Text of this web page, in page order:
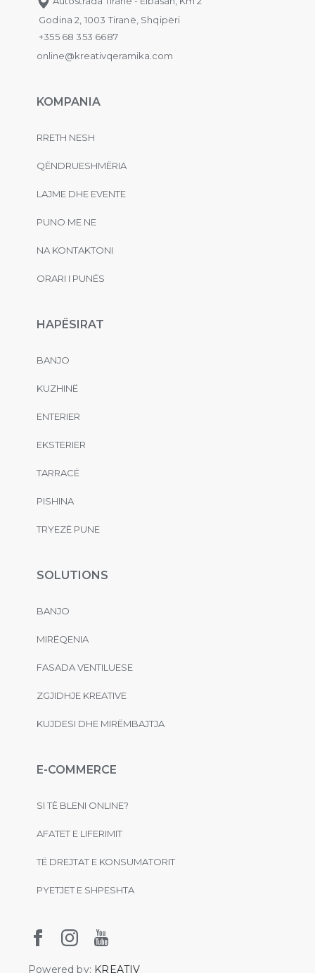
Godina 2, 1003 Tiranë, Shqipëri
+355 68 353 6687
online@kreativqeramika.com
KOMPANIA
RRETH NESH
QËNDRUESHMËRIA
LAJME DHE EVENTE
PUNO ME NE
NA KONTAKTONI
ORARI I PUNËS
HAPËSIRAT
BANJO
KUZHINË
ENTERIER
EKSTERIER
TARRACË
PISHINA
TRYEZË PUNE
SOLUTIONS
BANJO
MIRËQENIA
FASADA VENTILUESE
ZGJIDHJE KREATIVE
KUJDESI DHE MIRËMBAJTJA
E-COMMERCE
SI TË BLENI ONLINE?
AFATET E LIFERIMIT
TË DREJTAT E KONSUMATORIT
PYETJET E SHPESHTA
Powered by: KREATIV